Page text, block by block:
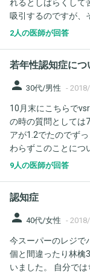
れるとしばらくして
吸引するのですが、
いでいます。 その方
どをしゃぶらせてあ
たすらその時を見
2人の医師が回答
若年性認知症につ
person 30代/男性 -
10月末にこちらで
の時の質問としては
アが1.2でたのでずっと
わらずこのことについ
前は物忘れはないと
者の偽陽性判定はよ
鍵をかけたか記憶
くなれば以前の状態
たいする恐怖心から
わかりません。
9人の医師が回答
認知症
person 40代/女性 -
今スーパーのレジで
個と間違ったり林檎
いました。 自分で